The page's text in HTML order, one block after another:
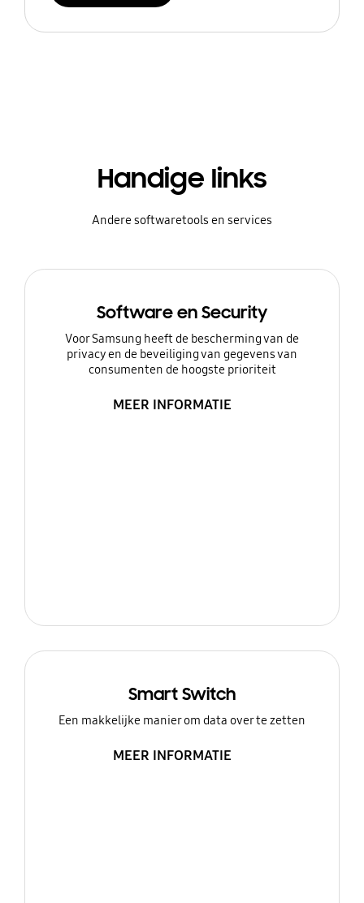
Handige links
Andere softwaretools en services
Software en Security
Voor Samsung heeft de bescherming van de
privacy en de beveiliging van gegevens van
consumenten de hoogste prioriteit
MEER INFORMATIE
Smart Switch
Een makkelijke manier om data over te zetten
MEER INFORMATIE